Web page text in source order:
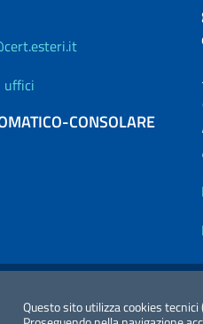
Questo sito utilizza cookies
uffici
CONSOLARE
policy Dichiarazione